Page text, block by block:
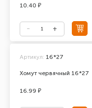
10.40 ₽
Хомут червячный 16*27
Артикул: 16*27
16.99 ₽